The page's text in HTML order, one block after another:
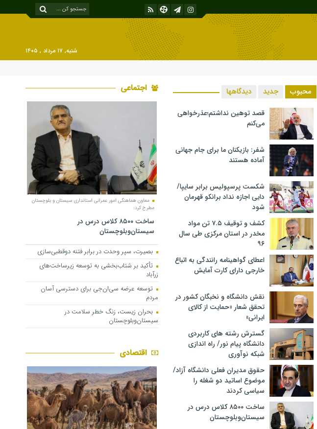
شنبه, ۱۷ مرداد , ۱۴۰۵
محبوب جدید دیدگاهها
قصد توهین نداشتم؛عذرخواهی
می‌کنم
شفر: بازیکنان ما برای جام جهانی
آماده هستند
شکست پرسپولیس برابر سایپا/
دایی اجازه نداد برانکو قهرمان
شود
کشف و توقیف ۷.۵ تن مواد
مخدر در استان مرکزی طی سال
۹۶
اعطای گواهینامه رانندگی به اتباع
خارجی دارای کارت آمایش
نقش دانشگاه و نخبگان کشور در
تحقق شعار «حمایت از کالای
ایرانی»
گسترش رشته های کاربردی
دانشگاه پیام نور/ راه اندازی
شبکه نوآوری
حقوق مدیران فعلی دانشگاه آزاد/
موضوع اساتید دو شغله را
سیاسی کردند
ساخت ۸۵۰۰ کلاس درس در
سیستان‌وبلوچستان
اجتماعی
معاون هماهنگی امور عمرانی استانداری سیستان ‎‌و بلوچستان
مطرح کرد:
ساخت ۸۵۰۰ کلاس درس در
سیستان‌وبلوچستان
بصیرت، سپر وحدت در برابر فتنه دوقطبی‌سازی
تأکید بر شتاب‌بخشی به توسعه زیرساخت‌های
زرآباد
توسعه عرضه سی‌ان‌جی برای دسترسی آسان
مردم
بحران زیست، زنگ خطر سلامت در
سیستان‌وبلوچستان
اقتصادی